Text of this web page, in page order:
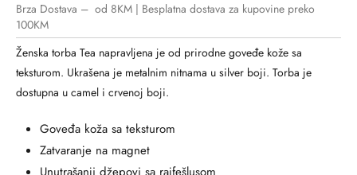
Brza Dostava – od 8KM | Besplatna dostava za kupovine preko
100KM
Ženska torba Tea napravljena je od prirodne goveđe kože sa
teksturom. Ukrašena je metalnim nitnama u silver boji. Torba je
dostupna u camel i crvenoj boji.
Goveđa koža sa teksturom
Zatvaranje na magnet